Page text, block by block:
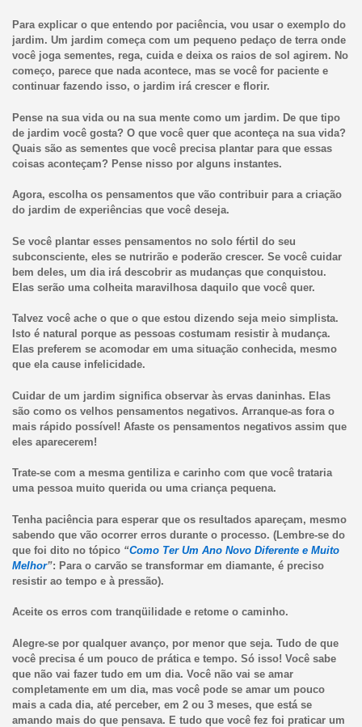
Para explicar o que entendo por paciência, vou usar o exemplo do
jardim. Um jardim começa com um pequeno pedaço de terra onde
você joga sementes, rega, cuida e deixa os raios de sol agirem. No
começo, parece que nada acontece, mas se você for paciente e
continuar fazendo isso, o jardim irá crescer e florir.
Pense na sua vida ou na sua mente como um jardim. De que tipo
de jardim você gosta? O que você quer que aconteça na sua vida?
Quais são as sementes que você precisa plantar para que essas
coisas aconteçam? Pense nisso por alguns instantes.
Agora, escolha os pensamentos que vão contribuir para a criação
do jardim de experiências que você deseja.
Se você plantar esses pensamentos no solo fértil do seu
subconsciente, eles se nutrirão e poderão crescer. Se você cuidar
bem deles, um dia irá descobrir as mudanças que conquistou.
Elas serão uma colheita maravilhosa daquilo que você quer.
Talvez você ache o que o que estou dizendo seja meio simplista.
Isto é natural porque as pessoas costumam resistir à mudança.
Elas preferem se acomodar em uma situação conhecida, mesmo
que ela cause infelicidade.
Cuidar de um jardim significa observar às ervas daninhas. Elas
são como os velhos pensamentos negativos. Arranque-as fora o
mais rápido possível! Afaste os pensamentos negativos assim que
eles aparecerem!
Trate-se com a mesma gentiliza e carinho com que você trataria
uma pessoa muito querida ou uma criança pequena.
Tenha paciência para esperar que os resultados apareçam, mesmo
sabendo que vão ocorrer erros durante o processo. (Lembre-se do
que foi dito no tópico “Como Ter Um Ano Novo Diferente e Muito
Melhor”: Para o carvão se transformar em diamante, é preciso
resistir ao tempo e à pressão).
Aceite os erros com tranqüilidade e retome o caminho.
Alegre-se por qualquer avanço, por menor que seja. Tudo de que
você precisa é um pouco de prática e tempo. Só isso! Você sabe
que não vai fazer tudo em um dia. Você não vai se amar
completamente em um dia, mas você pode se amar um pouco
mais a cada dia, até perceber, em 2 ou 3 meses, que está se
amando mais do que pensava. E tudo que você fez foi praticar um